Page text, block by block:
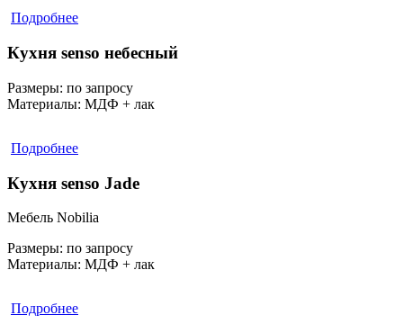
Подробнее
Кухня senso небесный
Размеры: по запросу
Материалы: МДФ + лак
Подробнее
Кухня senso Jade
Мебель Nobilia
Размеры: по запросу
Материалы: МДФ + лак
Подробнее